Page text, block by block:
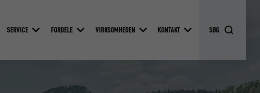
SERVICE FORDELE VIRKSOMHEDEN KONTAKT